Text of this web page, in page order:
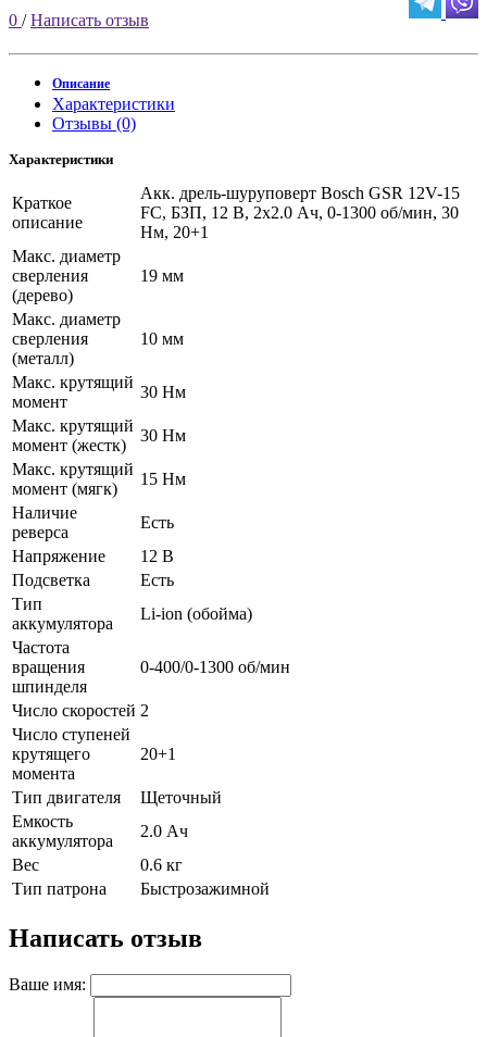
0 /Написать отзыв
Описание
Характеристики
Отзывы (0)
Характеристики
Краткое
описание
Акк. дрель-шуруповерт Bosch GSR 12V-15
FC, БЗП, 12 В, 2х2.0 Ач, 0-1300 об/мин, 30
Нм, 20+1
Макс. диаметр
сверления
(дерево)
19 мм
Макс. диаметр
сверления
(металл)
10 мм
Макс. крутящий
момент
30 Нм
Макс. крутящий
момент (жестк)
30 Нм
Макс. крутящий
момент (мягк)
15 Нм
Наличие
реверса
Есть
Напряжение
12 В
Подсветка
Есть
Тип
аккумулятора
Li-ion (обойма)
Частота
вращения
шпинделя
0-400/0-1300 об/мин
Число скоростей 2
Число ступеней
крутящего
момента
20+1
Тип двигателя
Щеточный
Емкость
аккумулятора
2.0 Ач
Вес
0.6 кг
Тип патрона
Быстрозажимной
Написать отзыв
Ваше имя: